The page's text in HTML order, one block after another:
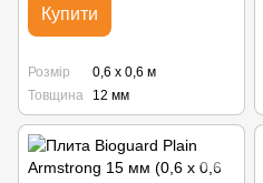
Купити
Розмір
0,6 х 0,6 м
Товщина
12 мм